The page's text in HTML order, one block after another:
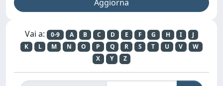
Vai a: 0-9 A B C D E F G H I
J
K
L M N O P Q R S T U V
W
X
Y Z